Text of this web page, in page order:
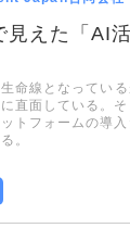
見えた「AI
命線となってい
直面している。
トフォームの導
。